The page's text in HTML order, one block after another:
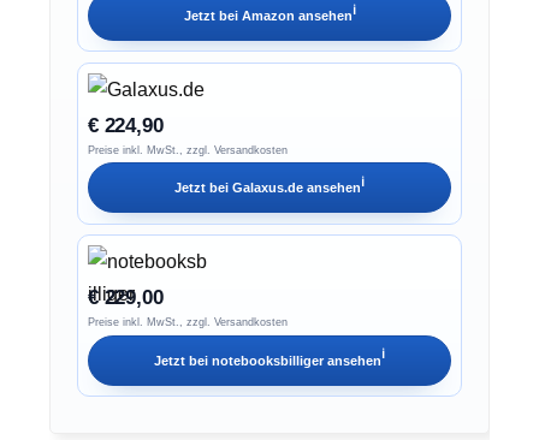
Jetzt bei Amazon ansehenℹ︎
€ 224,90
Preise inkl. MwSt., zzgl. Versandkosten
Jetzt bei Galaxus.de ansehenℹ︎
€ 229,00
Preise inkl. MwSt., zzgl. Versandkosten
Jetzt bei notebooksbilligeransehenℹ︎